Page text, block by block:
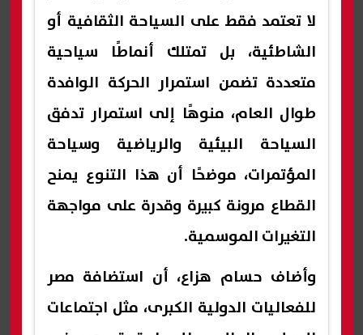
لا تعتمد فقط على السياحة الثقافية أو
الشاطئية، بل تمتلك أنماطًا سياحية
متعددة تضمن استمرار الحركة الوافدة
طوال العام، منوهًا إلى استمرار تدفق
السياحة البيئية والرياضية وسياحة
المؤتمرات، موضحًا أن هذا التنوع يمنح
القطاع مرونة كبيرة وقدرة على مواجهة
التغيرات الموسمية.
وأضاف حسام هزاع، أن استضافة مصر
للفعاليات الدولية الكبرى، مثل اجتماعات